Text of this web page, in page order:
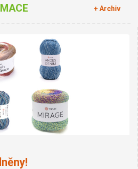
+ Archiv